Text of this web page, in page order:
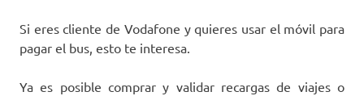
Si eres cliente de Vodafone y quieres usar el móvil para
pagar el bus, esto te interesa.
Ya es posible comprar y validar recargas de viajes o